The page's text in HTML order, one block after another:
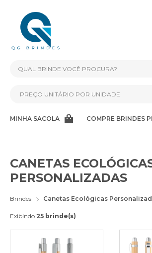
MINHA SACOLA COMPRE BRINDES
CANETAS
PERSONALIZADAS
Brindes Canetas Ecológicas
Exibindo 25 brinde(s)